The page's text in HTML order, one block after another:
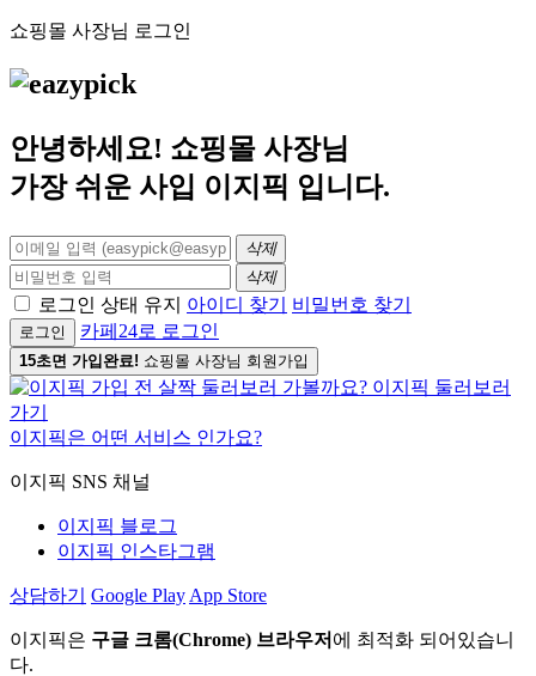
쇼핑몰 사장님 로그인
안녕하세요! 쇼핑몰 사장님
가장 쉬운 사입 이지픽 입니다.
삭제
삭제
로그인 상태 유지 아이디 찾기 비밀번호 찾기
로그인 카페24로 로그인
15초면 가입완료! 쇼핑몰 사장님 회원가입
이지픽은 어떤 서비스 인가요?
이지픽 SNS 채널
이지픽 블로그
이지픽 인스타그램
상담하기 Google Play App Store
이지픽은 구글 크롬(Chrome) 브라우저 에 최적화 되어있습니
다.